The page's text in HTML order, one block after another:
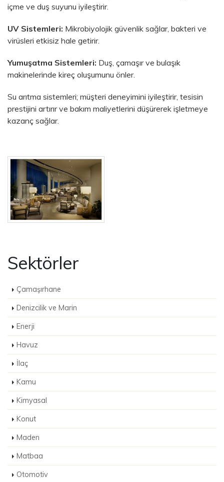
içme ve duş suyunu iyileştirir.
UV Sistemleri: Mikrobiyolojik güvenlik sağlar, bakteri ve
virüsleri etkisiz hale getirir.
Yumuşatma Sistemleri: Duş, çamaşır ve bulaşık
makinelerinde kireç oluşumunu önler.
Su arıtma sistemleri; müşteri deneyimini iyileştirir, tesisin
prestijini artırır ve bakım maliyetlerini düşürerek işletmeye
kazanç sağlar.
Sektörler
Çamaşırhane
Denizcilik ve Marin
Enerji
Havuz
İlaç
Kamu
Kimyasal
Konut
Maden
Matbaa
Otomotiv